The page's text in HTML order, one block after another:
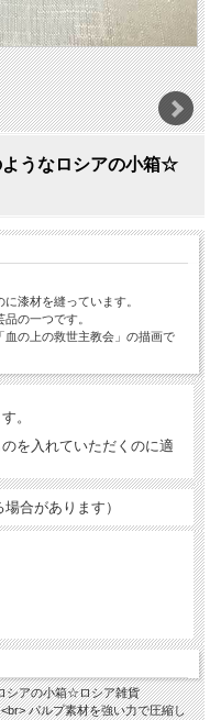
うなロシアの小箱☆
漆材を縫っています。
の一つです。
の上の救世主教会」の描画で
。
を入れていただくのに適
合があります）
シアの小箱☆ロシア雑貨
パルプ素材を強い力で圧縮し